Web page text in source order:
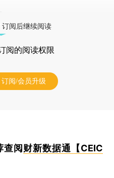
订阅后继续阅读
阅的阅读权限
订阅/会员升级
查阅财新数据通【CEIC